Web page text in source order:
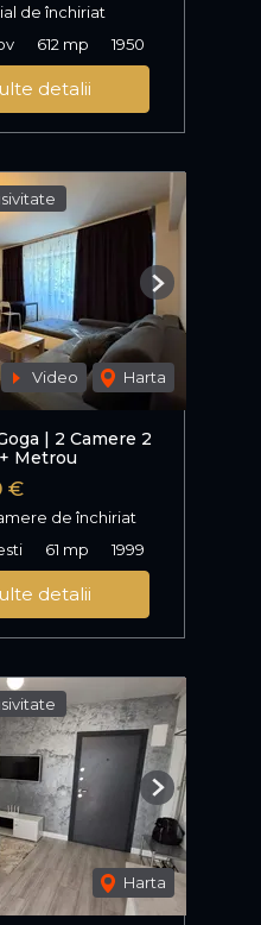
de închiriat
612 mp 1950
detalii
Video Harta
Next
| 2 Camere 2
Metrou
€
de închiriat
61 mp 1999
detalii
Harta
Next